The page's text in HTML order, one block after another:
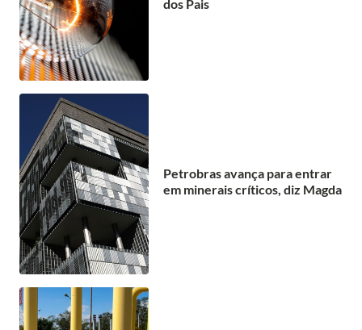
dos Pais
Petrobras avança para entrar
em minerais críticos, diz Magda